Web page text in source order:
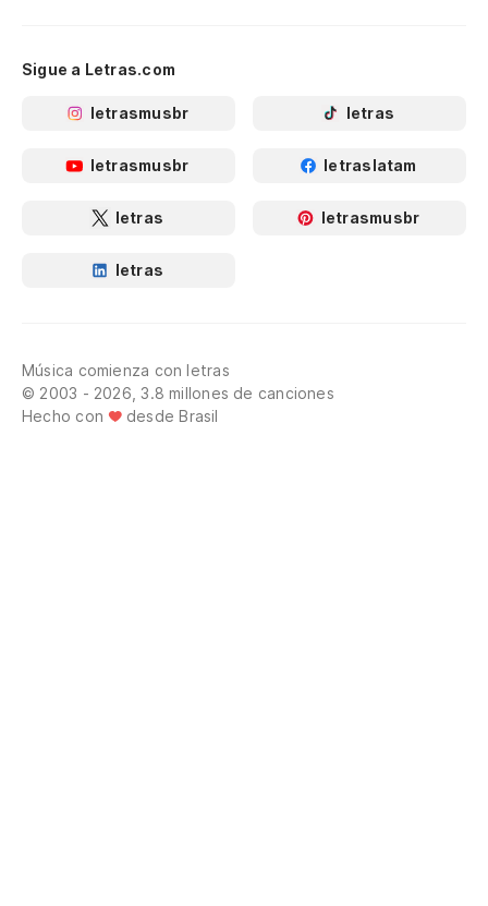
Sigue a Letras.com
letrasmusbr letras
letrasmusbr letraslatam
letras letrasmusbr
letras
Música comienza con letras
© 2003 - 2026, 3.8 millones de canciones
Hecho con
desde Brasil